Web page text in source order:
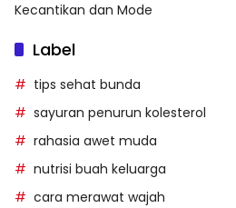
Kecantikan dan Mode
Label
tips sehat bunda
sayuran penurun kolesterol
rahasia awet muda
nutrisi buah keluarga
cara merawat wajah